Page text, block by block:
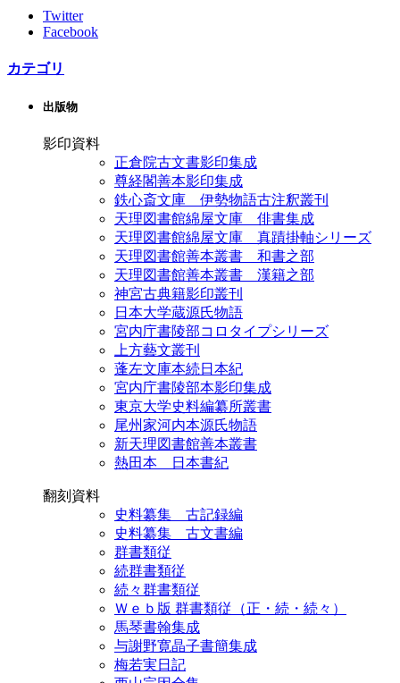
Twitter
Facebook
カテゴリ
出版物
影印資料
正倉院古文書影印集成
尊経閣善本影印集成
鉄心斎文庫 伊勢物語古注釈叢刊
天理図書館綿屋文庫 俳書集成
天理図書館綿屋文庫 真蹟掛軸シリーズ
天理図書館善本叢書 和書之部
天理図書館善本叢書 漢籍之部
神宮古典籍影印叢刊
日本大学蔵源氏物語
宮内庁書陵部コロタイプシリーズ
上方藝文叢刊
蓬左文庫本続日本紀
宮内庁書陵部本影印集成
東京大学史料編纂所叢書
尾州家河内本源氏物語
新天理図書館善本叢書
熱田本 日本書紀
翻刻資料
史料纂集 古記録編
史料纂集 古文書編
群書類従
続群書類従
続々群書類従
Ｗｅｂ版 群書類従（正・続・続々）
馬琴書翰集成
与謝野寛晶子書簡集成
梅若実日記